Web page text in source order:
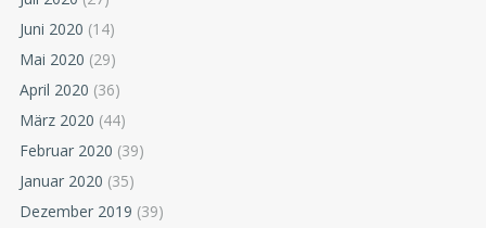
Juni 2020 (14)
Mai 2020 (29)
April 2020 (36)
März 2020 (44)
Februar 2020 (39)
Januar 2020 (35)
Dezember 2019 (39)